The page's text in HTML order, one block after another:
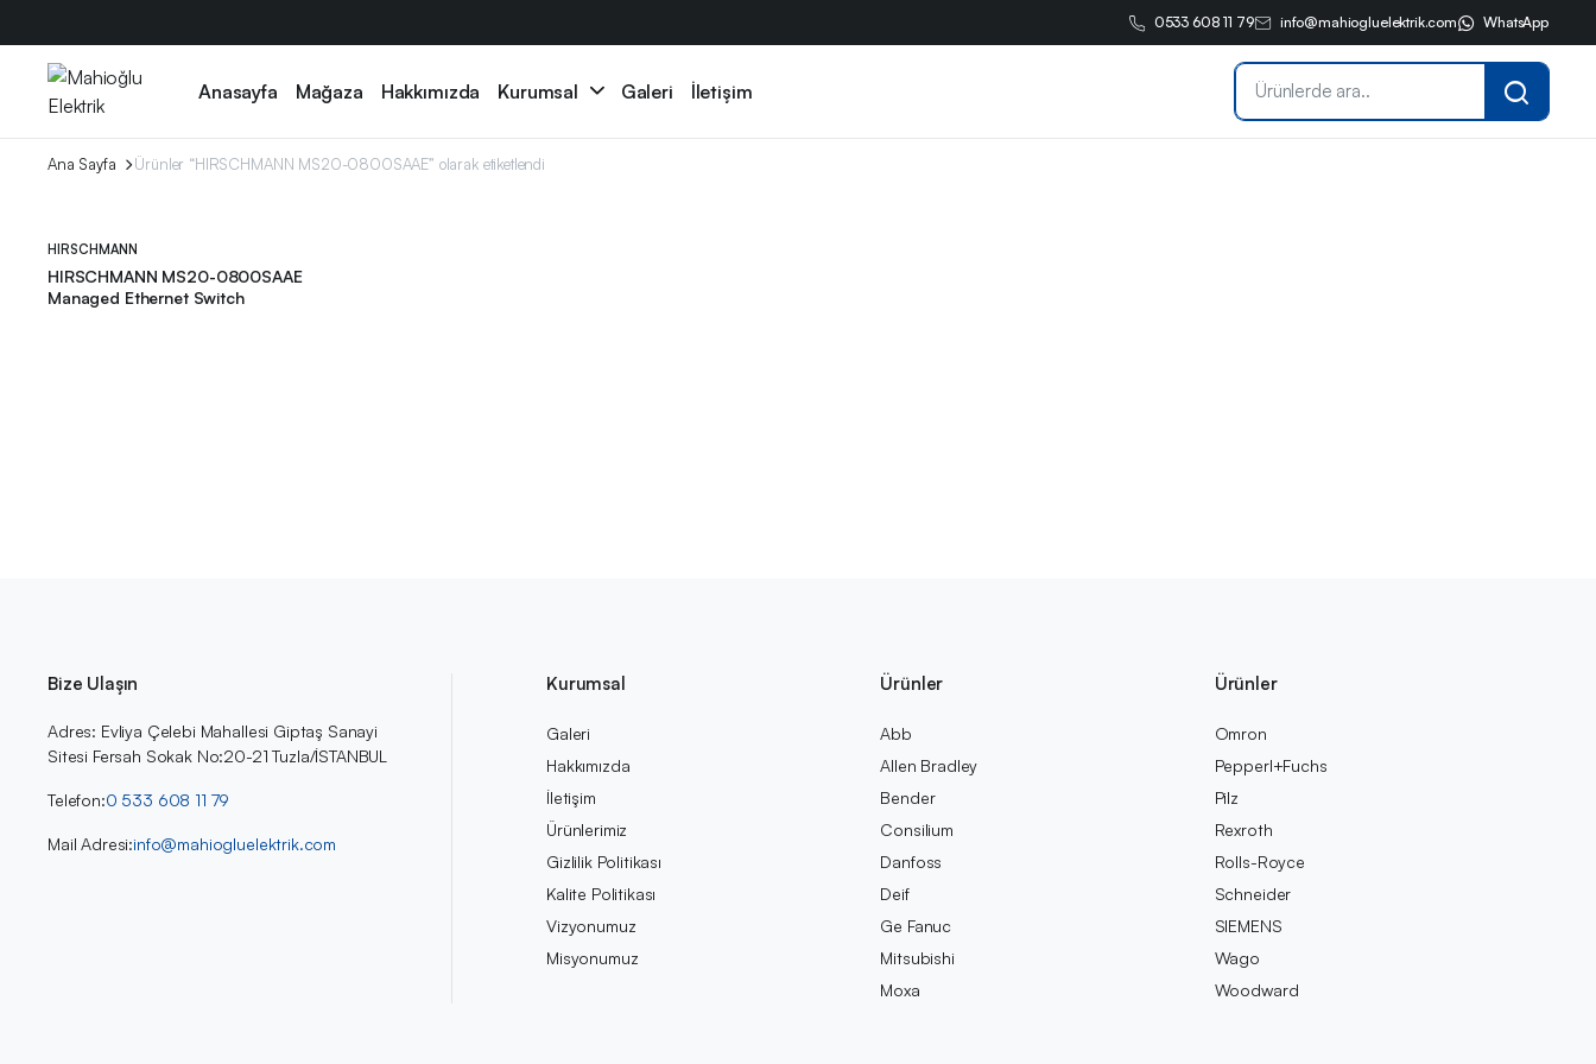
0533 608 11 79 info@mahiogluelektrik.com WhatsApp
Anasayfa Mağaza Hakkımızda Kurumsal Galeri İletişim
Ana Sayfa Ürünler “HIRSCHMANN MS20-0800SAAE” olarak etiketlendi
HIRSCHMANN
HIRSCHMANN MS20-0800SAAE
Managed Ethernet Switch
Bize Ulaşın
Adres: Evliya Çelebi Mahallesi Giptaş Sanayi
Sitesi Fersah Sokak No:20-21 Tuzla/İSTANBUL
Telefon:0 533 608 11 79
Mail Adresi:info@mahiogluelektrik.com
Kurumsal
Galeri
Hakkımızda
İletişim
Ürünlerimiz
Gizlilik Politikası
Kalite Politikası
Vizyonumuz
Misyonumuz
Ürünler
Abb
Allen Bradley
Bender
Consilium
Danfoss
Deif
Ge Fanuc
Mitsubishi
Moxa
Ürünler
Omron
Pepperl+Fuchs
Pilz
Rexroth
Rolls-Royce
Schneider
SIEMENS
Wago
Woodward